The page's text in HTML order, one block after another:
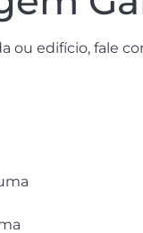
ou edifício, fale